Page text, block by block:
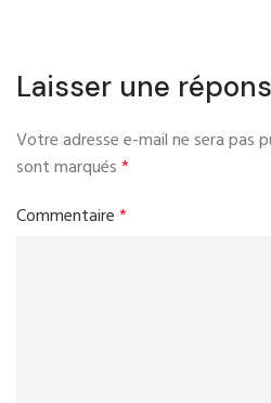
Laisser une
Votre adresse e-mail ne sera pas
sont marqués*
Commentaire*